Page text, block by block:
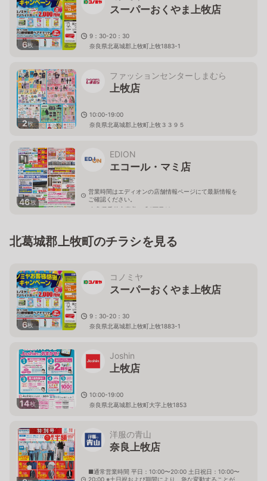
6枚
スーパーおくやま上牧店
9：30-20：30
奈良県北葛城郡上牧町上牧1883-1
2枚
ファッションセンターしまむら
上牧店
10:00-19:00
奈良県北葛城郡上牧町上牧３３９５
46枚
EDION
エコール・マミ店
営業時間はエディオンの店舗情報ページにて最新情報を
ご確認ください。
奈良県香芝市真美ケ丘6丁目10
北葛城郡上牧町のチラシを見る
6枚
コノミヤ
スーパーおくやま上牧店
9：30-20：30
奈良県北葛城郡上牧町上牧1883-1
14枚
Joshin
上牧店
10:00-19:00
奈良県北葛城郡上牧町大字上牧1853
洋服の青山
奈良上牧店
■通常営業時間 平日：10:00〜20:00 土日祝日：10:00〜
20:00 ※土日祝および期間により、急な変動することが